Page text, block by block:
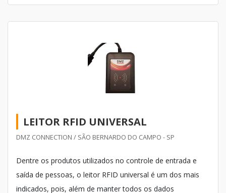
LEITOR RFID UNIVERSAL
DMZ CONNECTION / SÃO BERNARDO DO CAMPO - SP
Dentre os produtos utilizados no controle de entrada e
saída de pessoas, o leitor RFID universal é um dos mais
indicados, pois, além de manter todos os dados